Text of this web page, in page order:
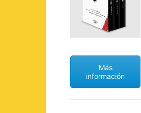
Más
información